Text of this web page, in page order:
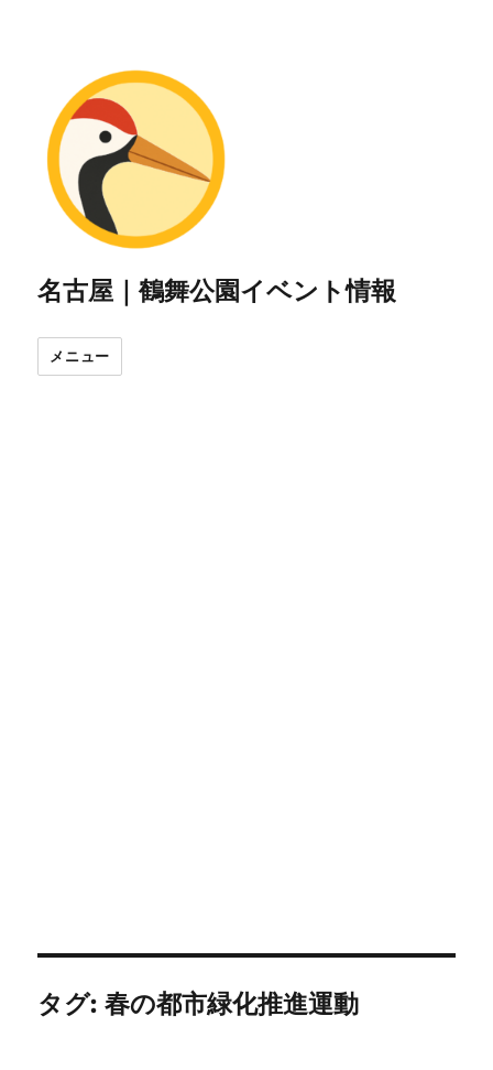
名古屋｜鶴舞公園イベント情報
メニュー
タグ:春の都市緑化推進運動